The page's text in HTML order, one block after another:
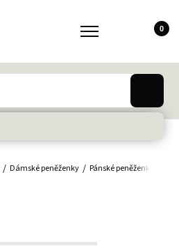
0
Dámské peněženky Pánské peněženky